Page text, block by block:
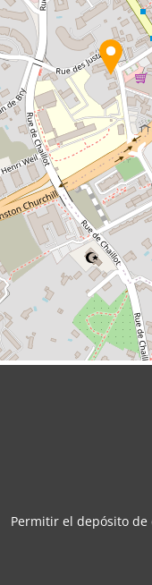
Permitir el depósito de